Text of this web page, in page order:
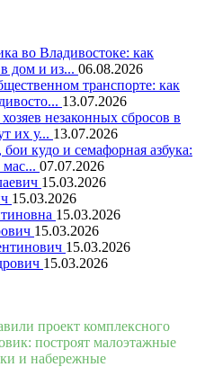
во Владивостоке: как
дом и из... 06.08.2026
транспорте: как
13.07.2026
незаконных сбросов в
их у... 13.07.2026
кудо и семафорная азбука:
07.07.2026
15.03.2026
15.03.2026
15.03.2026
15.03.2026
15.03.2026
15.03.2026
проект комплексного
построят малоэтажные
и набережные